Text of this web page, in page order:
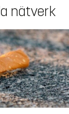
nätverk